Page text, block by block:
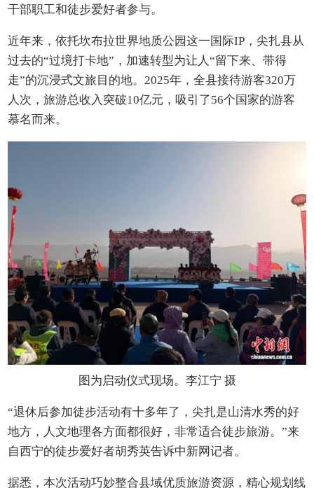
干部职工和徒步爱好者参与。
近年来，依托坎布拉世界地质公园这一国际IP，尖扎县从
过去的“过境打卡地”，加速转型为让人“留下来、带得
走”的沉浸式文旅目的地。2025年，全县接待游客320万
人次，旅游总收入突破10亿元，吸引了56个国家的游客
慕名而来。
图为启动仪式现场。李江宁 摄
“退休后参加徒步活动有十多年了，尖扎是山清水秀的好
地方，人文地理各方面都很好，非常适合徒步旅游。”来
自西宁的徒步爱好者胡秀英告诉中新网记者。
据悉，本次活动巧妙整合县域优质旅游资源，精心规划线